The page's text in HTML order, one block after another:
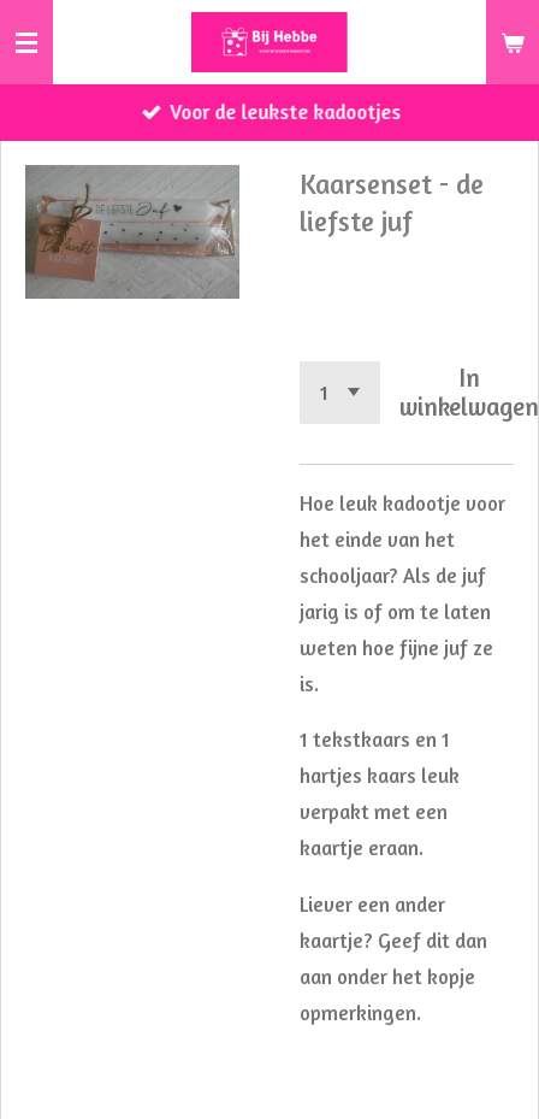
Ga
de
hoofdinhoud
Voor de leukste kadootjes
Kaarsenset - de
liefste juf
In
winkelwagen
Hoe leuk kadootje voor
het einde van het
schooljaar? Als de juf
jarig is of om te laten
weten hoe fijne juf ze
is.
1 tekstkaars en 1
hartjes kaars leuk
verpakt met een
kaartje eraan.
Liever een ander
kaartje? Geef dit dan
aan onder het kopje
opmerkingen.